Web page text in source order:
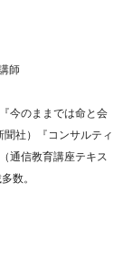
師
今のままでは命と会
社）『コンサルティ
通信教育講座テキス
数。